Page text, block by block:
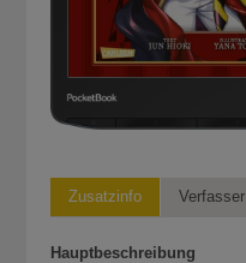
Zusatzinfo Verfasser
Hauptbeschreibung